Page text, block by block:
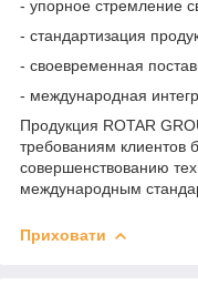
- упорное стремление
- стандартизация
- своевременная
- международная
Продукция ROTAR
требованиям клиентов
совершенствованию
международным
Приховати